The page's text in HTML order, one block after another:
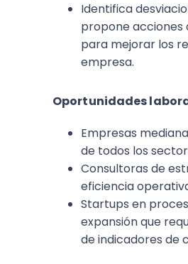
Identifica
propone acciones
para mejorar los
empresa.
Oportunidades
Empresas
de todos los
Consultoras de
eficiencia
Startups en
expansión que
de indicadores de